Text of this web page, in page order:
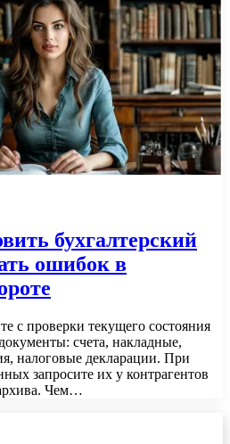
бухгалтерский
ошибок в
с проверки текущего состояния
счета, накладные,
налоговые декларации. При
запросите их у контрагентов
Чем…